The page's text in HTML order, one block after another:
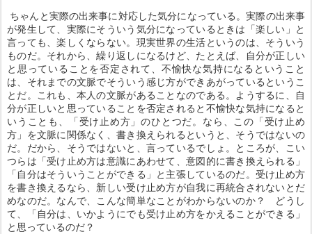
ちゃんと実際の出来事に対応した気分になっている。実際の出来事
が発生して、実際にそういう気分になっているときは「楽しい」と
言っても、楽しくならない。現実世界の生活というのは、そういう
ものだ。それから、繰り返しになるけど、たとえば、自分が正しい
と思っていることを否定されて、不愉快な気持になるということ
は、それまでの文脈でそういう感じ方ができあがっているというこ
とだ。これも、本人の文脈があることなのである。ようするに、自
分が正しいと思っていることを否定されると不愉快な気持になると
いうことも、「受け止め方」のひとつだ。なら、この「受け止め
方」を文脈に関係なく、書き換えられるというと、そうではないの
だ。だから、そうではないと、言っているでしょ。ところが、こい
つらは「受け止め方は意識にあわせて、意図的に書き換えられる」
「自分はそういうことができる」と主張しているのだ。受け止め方
を書き換えるなら、新しい受け止め方が自我に再統合されないとだ
めなのだ。なんで、こんな簡単なことがわからないのか？ どうし
て、「自分は、いかようにでも受け止め方をかえることができる」
と思っているのだ？